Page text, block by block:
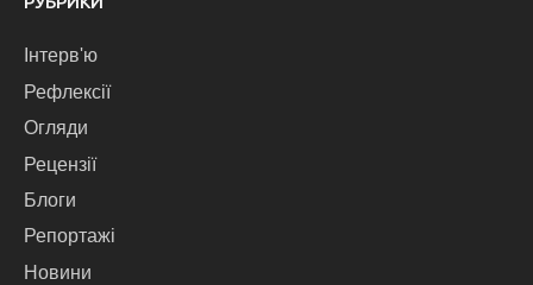
Інтерв'ю
Рефлексії
Огляди
Рецензії
Блоги
Репортажі
Новини